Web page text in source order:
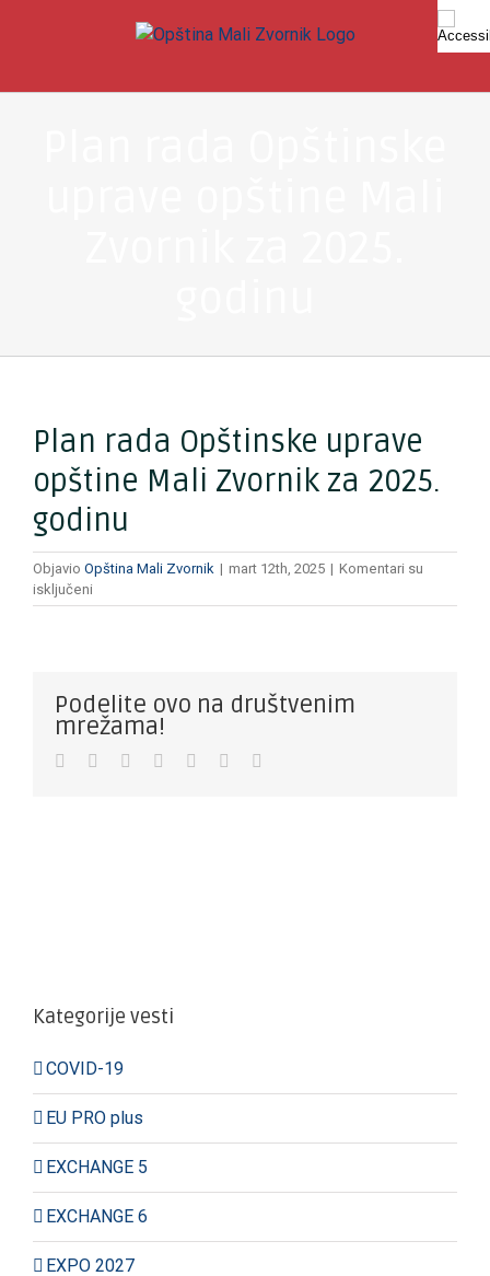
Plan rada Opštinske uprave
opštine Mali Zvornik za 2025.
godinu
Objavio Opština Mali Zvornik | mart 12th, 2025 | Komentari su
isključeni
Plan
opštine
Mali
Zvornik
za
Podelite ovo na društvenim
mrežama!
Facebook
TwitterLinkedInWhatsAppPinterest
Kategorije vesti
COVID-19
EU PRO plus
EXCHANGE 5
EXCHANGE 6
EXPO 2027